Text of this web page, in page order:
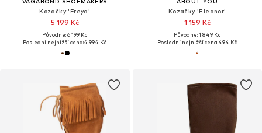
Kozačky 'Freya'
5 199 Kč
Původně: 6 199 Kč
Poslední nejnižší cena:4 994 Kč
Kozačky 'Eleanor'
1 159 Kč
Původně: 1 849 Kč
Poslední nejnižší cena:494 Kč